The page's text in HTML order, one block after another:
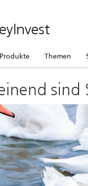
Produkte Themen